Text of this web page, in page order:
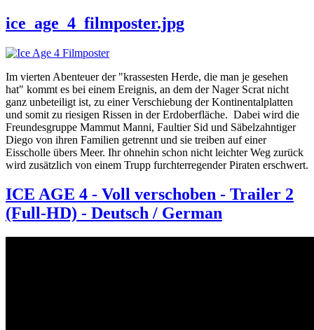
ice_age_4_filmposter.jpg
Im vierten Abenteuer der "krassesten Herde, die man je gesehen
hat" kommt es bei einem Ereignis, an dem der Nager Scrat nicht
ganz unbeteiligt ist, zu einer Verschiebung der Kontinentalplatten
und somit zu riesigen Rissen in der Erdoberfläche. Dabei wird die
Freundesgruppe Mammut Manni, Faultier Sid und Säbelzahntiger
Diego von ihren Familien getrennt und sie treiben auf einer
Eisscholle übers Meer. Ihr ohnehin schon nicht leichter Weg zurück
wird zusätzlich von einem Trupp furchterregender Piraten erschwert.
ICE AGE 4 - Voll verschoben - Trailer 2
(Full-HD) - Deutsch / German